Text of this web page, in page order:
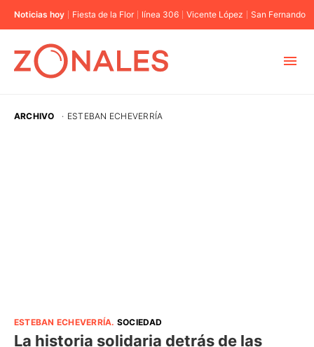
Noticias hoy Fiesta de la Flor línea 306 Vicente López San Fernando
ARCHIVO · ESTEBAN ECHEVERRÍA
ESTEBAN ECHEVERRÍA. SOCIEDAD
La historia solidaria detrás de las